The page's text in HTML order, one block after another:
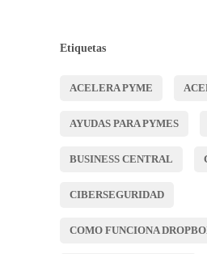
Etiquetas
ACELERA PYME
AYUDAS PARA PYMES
BUSINESS CENTRAL
CIBERSEGURIDAD
COMO FUNCIONA